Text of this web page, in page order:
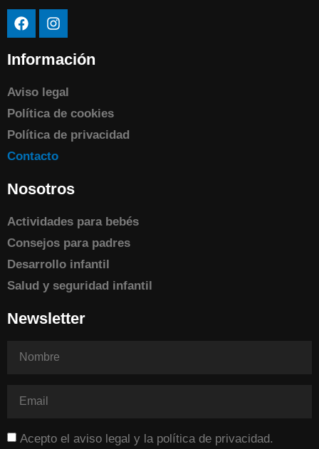
Información
Aviso legal
Política de cookies
Política de privacidad
Contacto
Nosotros
Actividades para bebés
Consejos para padres
Desarrollo infantil
Salud y seguridad infantil
Newsletter
Acepto el aviso legal y la política de privacidad.